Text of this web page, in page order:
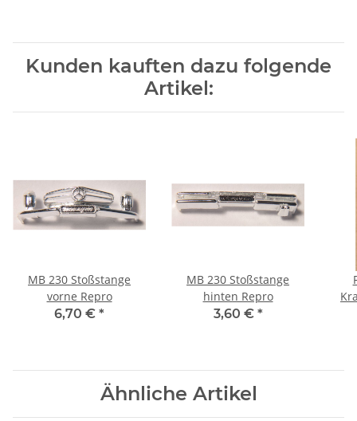
Kunden kauften dazu folgende
Artikel:
MB 230 Stoßstange
vorne Repro
6,70 € *
MB 230 Stoßstange
hinten Repro
3,60 € *
Ähnliche Artikel